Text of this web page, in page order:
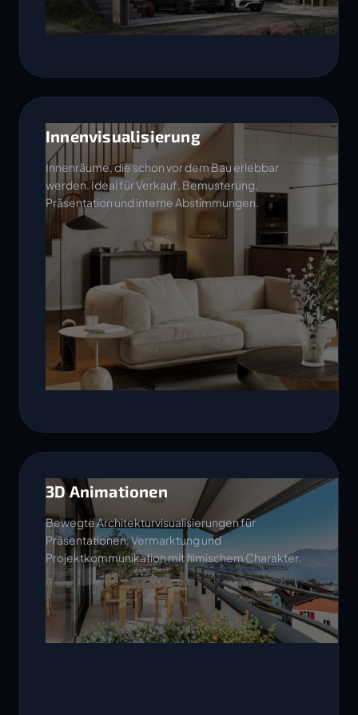
Innenvisualisierung
Innenräume, die schon vor dem Bau erlebbar
werden. Ideal für Verkauf, Bemusterung,
Präsentation und interne Abstimmungen.
3D Animationen
Bewegte Architekturvisualisierungen für
Präsentationen, Vermarktung und
Projektkommunikation mit filmischem Charakter.